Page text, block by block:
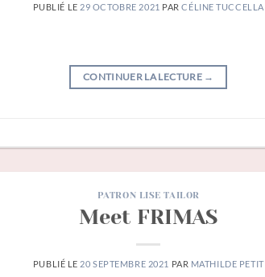
PUBLIÉ LE 29 OCTOBRE 2021 PARCÉLINE TUCCELLA
CONTINUER LA LECTURE →
PATRON LISE TAILOR
Meet FRIMAS
PUBLIÉ LE 20 SEPTEMBRE 2021 PAR MATHILDE PETIT